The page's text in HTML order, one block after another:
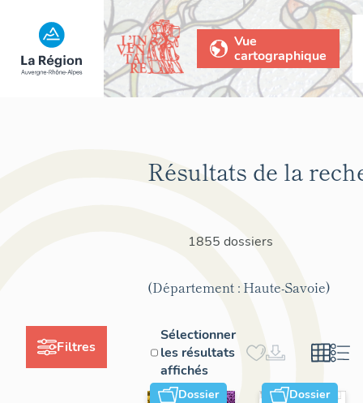
Vue
cartographique
Filtres
Résultats de la
1855 dossiers
(Département : Haute-Savoie)
Sélectionner
les résultats
affichés
Dossier Dossier